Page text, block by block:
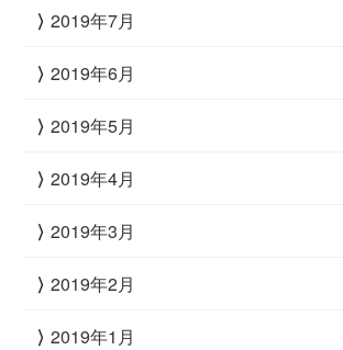
2019年7月
2019年6月
2019年5月
2019年4月
2019年3月
2019年2月
2019年1月